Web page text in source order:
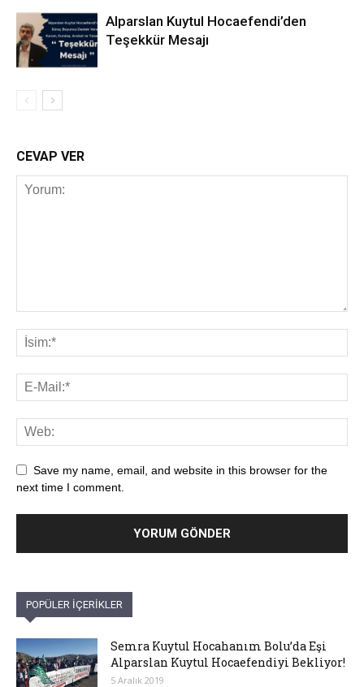
Alparslan Kuytul Hocaefendi’den
Teşekkür Mesajı
CEVAP VER
Save my name, email, and website in this browser for the
next time I comment.
POPÜLER İÇERİKLER
Semra Kuytul Hocahanım Bolu’da Eşi
Alparslan Kuytul Hocaefendiyi Bekliyor!
5 Aralık 2019